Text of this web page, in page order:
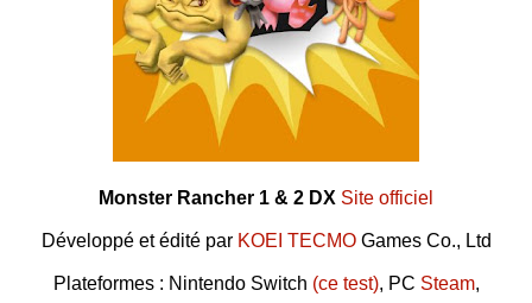
Monster Rancher 1 & 2 DX Site officiel
Développé et édité par KOEI TECMOGames Co., Ltd
Plateformes : Nintendo Switch (ce test), PC Steam,